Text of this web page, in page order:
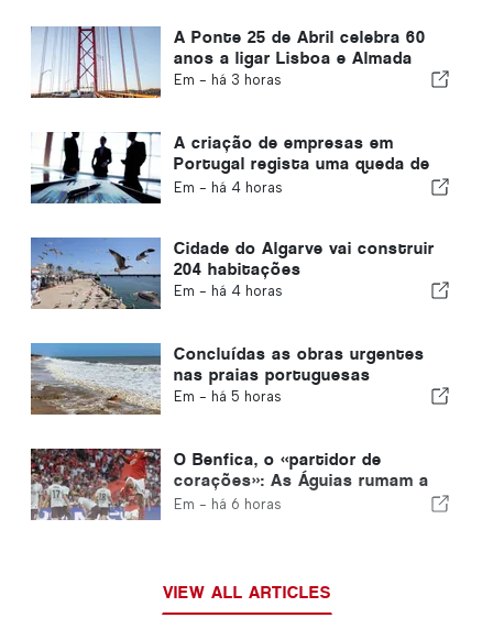
A Ponte 25 de Abril celebra 60
anos a ligar Lisboa e Almada
Em - há 3 horas
A criação de empresas em
Portugal regista uma queda de
4,2%
Em - há 4 horas
Cidade do Algarve vai construir
204 habitações
Em - há 4 horas
Concluídas as obras urgentes
nas praias portuguesas
Em - há 5 horas
O Benfica, o «partidor de
corações»: As Águias rumam a
Edimburgo com um pé já na fase
Em - há 6 horas
VIEW ALL ARTICLES